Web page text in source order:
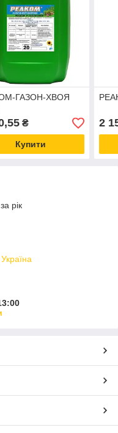
ГАЗОН-ХВОЯ
₴
Купити
2
рік